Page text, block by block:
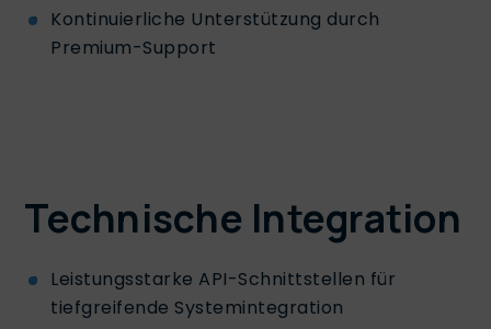
Kontinuierliche Unterstützung durch
Premium-Support
Technische Integration
Leistungsstarke API-Schnittstellen für
tiefgreifende Systemintegration